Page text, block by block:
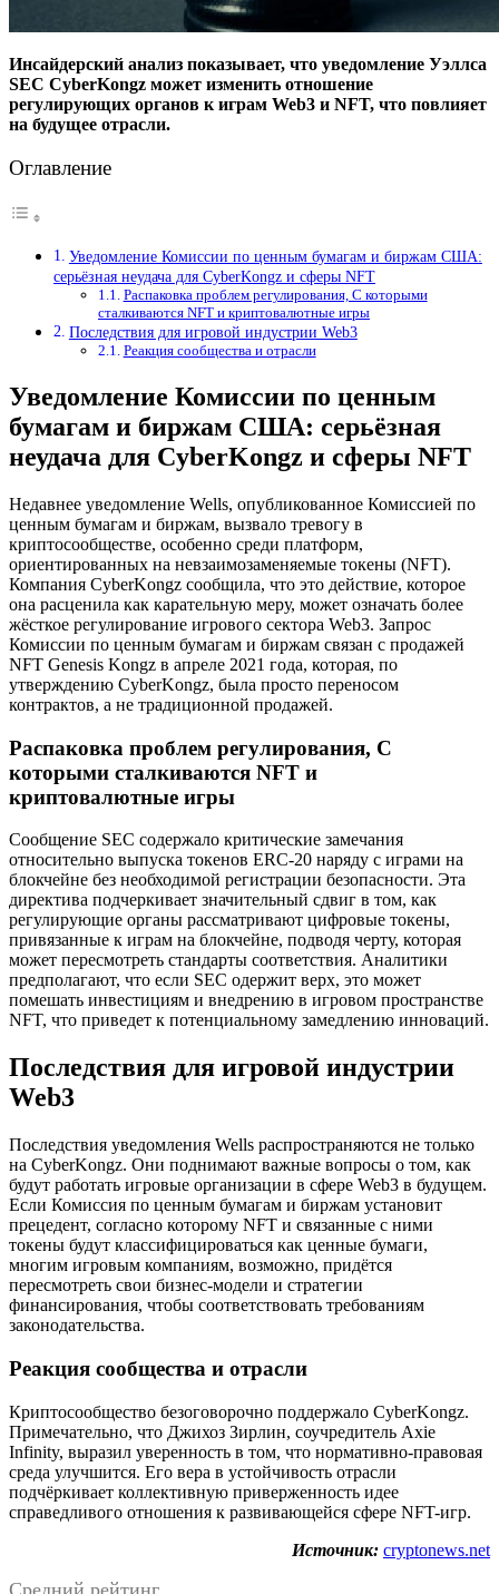
Инсайдерский анализ показывает, что уведомление Уэллса
SEC CyberKongz может изменить отношение
регулирующих органов к играм Web3 и NFT, что повлияет
на будущее отрасли.
Оглавление
Уведомление Комиссии по ценным бумагам и биржам США:
серьёзная неудача для CyberKongz и сферы NFT
Распаковка проблем регулирования, С которыми
сталкиваются NFT и криптовалютные игры
Последствия для игровой индустрии Web3
Реакция сообщества и отрасли
Уведомление Комиссии по ценным
бумагам и биржам США: серьёзная
неудача для CyberKongz и сферы NFT
Недавнее уведомление Wells, опубликованное Комиссией по
ценным бумагам и биржам, вызвало тревогу в
криптосообществе, особенно среди платформ,
ориентированных на невзаимозаменяемые токены (NFT).
Компания CyberKongz сообщила, что это действие, которое
она расценила как карательную меру, может означать более
жёсткое регулирование игрового сектора Web3. Запрос
Комиссии по ценным бумагам и биржам связан с продажей
NFT Genesis Kongz в апреле 2021 года, которая, по
утверждению CyberKongz, была просто переносом
контрактов, а не традиционной продажей.
Распаковка проблем регулирования, С
которыми сталкиваются NFT и
криптовалютные игры
Сообщение SEC содержало критические замечания
относительно выпуска токенов ERC-20 наряду с играми на
блокчейне без необходимой регистрации безопасности. Эта
директива подчеркивает значительный сдвиг в том, как
регулирующие органы рассматривают цифровые токены,
привязанные к играм на блокчейне, подводя черту, которая
может пересмотреть стандарты соответствия. Аналитики
предполагают, что если SEC одержит верх, это может
помешать инвестициям и внедрению в игровом пространстве
NFT, что приведет к потенциальному замедлению инноваций.
Последствия для игровой индустрии
Web3
Последствия уведомления Wells распространяются не только
на CyberKongz. Они поднимают важные вопросы о том, как
будут работать игровые организации в сфере Web3 в будущем.
Если Комиссия по ценным бумагам и биржам установит
прецедент, согласно которому NFT и связанные с ними
токены будут классифицироваться как ценные бумаги,
многим игровым компаниям, возможно, придётся
пересмотреть свои бизнес-модели и стратегии
финансирования, чтобы соответствовать требованиям
законодательства.
Реакция сообщества и отрасли
Криптосообщество безоговорочно поддержало CyberKongz.
Примечательно, что Джихоз Зирлин, соучредитель Axie
Infinity, выразил уверенность в том, что нормативно-правовая
среда улучшится. Его вера в устойчивость отрасли
подчёркивает коллективную приверженность идее
справедливого отношения к развивающейся сфере NFT-игр.
Источник: cryptonews.net
Средний рейтинг